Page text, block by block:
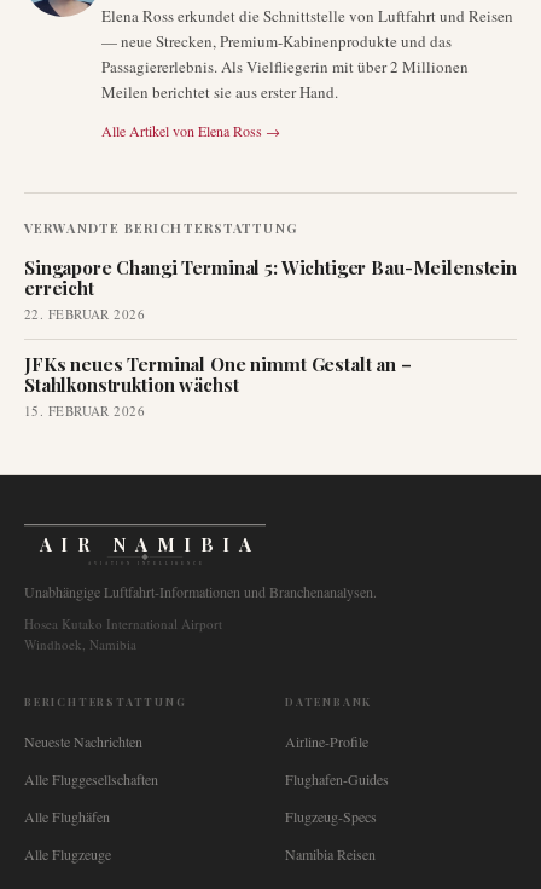
Elena Ross erkundet die Schnittstelle von Luftfahrt und Reisen
— neue Strecken, Premium-Kabinenprodukte und das
Passagiererlebnis. Als Vielfliegerin mit über 2 Millionen
Meilen berichtet sie aus erster Hand.
Alle Artikel von Elena Ross →
VERWANDTE BERICHTERSTATTUNG
Singapore Changi Terminal 5: Wichtiger Bau-Meilenstein
erreicht
22. FEBRUAR 2026
JFKs neues Terminal One nimmt Gestalt an –
Stahlkonstruktion wächst
15. FEBRUAR 2026
AIR NAMIBIA
AVIATION INTELLIGENCE
Unabhängige Luftfahrt-Informationen und Branchenanalysen.
Hosea Kutako International Airport
Windhoek, Namibia
BERICHTERSTATTUNG
Neueste Nachrichten
Alle Fluggesellschaften
Alle Flughäfen
Alle Flugzeuge
DATENBANK
Airline-Profile
Flughafen-Guides
Flugzeug-Specs
Namibia Reisen